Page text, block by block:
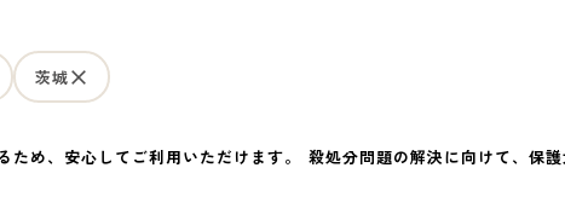
茨城
ため、安心してご利用いただけます。 殺処分問題の解決に向けて、保